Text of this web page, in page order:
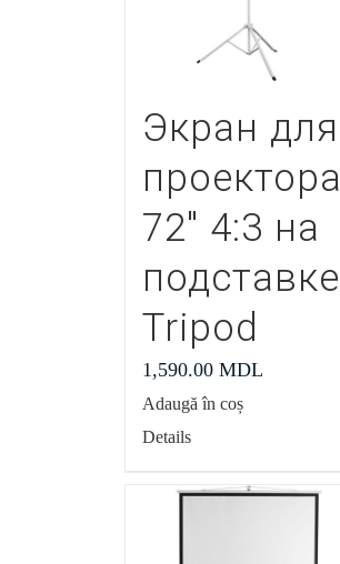
Экран для
проектора
72″ 4:3 на
подставке
Tripod
1,590.00 MDL
Adaugă în coș
Details